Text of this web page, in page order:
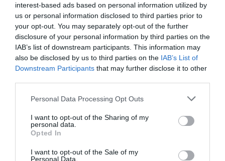
interest-based ads based on personal information utilized by
us or personal information disclosed to third parties prior to
your opt-out. You may separately opt-out of the further
disclosure of your personal information by third parties on the
IAB’s list of downstream participants. This information may
also be disclosed by us to third parties on the IAB’s List of
Downstream Participants that may further disclose it to other
Please note that this website/app uses one or more Google
not limited to your visit or usage behaviour. You may click to
grant or deny consent to Google and its third-party tags to
use your data for below specified purposes in below Google
consent section.
Personal Data Processing Opt Outs
I want to opt-out of the Sharing of my
personal data.
Opted In
I want to opt-out of the Sale of my
Personal Data.
jobban bízz az intuíciódban, és meghalld azokat a finom
belső üzeneteket, amelyeket a rohanó hétköznapokban
könnyű elnyomni.
Haniel támogatása akkor lehet különösen fontos, ha
útkeresésben vagy, védelemre vágysz, vagy szeretnéd
tisztábban látni, merre vezet a sorsod. Segíthet
A szombaton születettek őrangyala Tzaphkiel, az
elmélyülés, a belső bölcsesség és az isteni titkok angyala.
Az ő energiája a csendhez, az önismerethez és a nőies
teremtőerőhöz kapcsolódik.